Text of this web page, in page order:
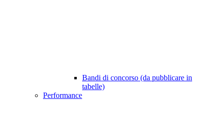
Bandi di concorso (da pubblicare in
tabelle)
Performance